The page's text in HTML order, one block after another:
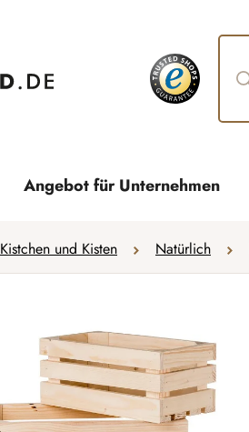
Angebot für Unternehmen
Kistchen und Kisten Natürlich